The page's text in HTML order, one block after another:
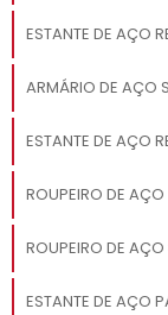
ESTANTE DE AÇO
ARMÁRIO DE AÇO
ESTANTE DE AÇO
ROUPEIRO DE
ROUPEIRO DE
ESTANTE DE AÇO